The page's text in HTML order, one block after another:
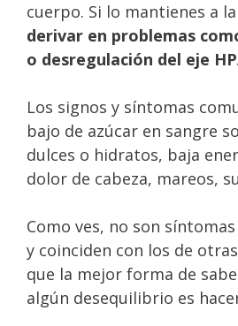
cuerpo. Si lo mantienes a
derivar en problemas
o desregulación del eje
Los signos y síntomas
bajo de azúcar en sangre
dulces o hidratos, baja
dolor de cabeza, mareos,
Como ves, no son
y coinciden con los de
que la mejor forma de
algún desequilibrio es